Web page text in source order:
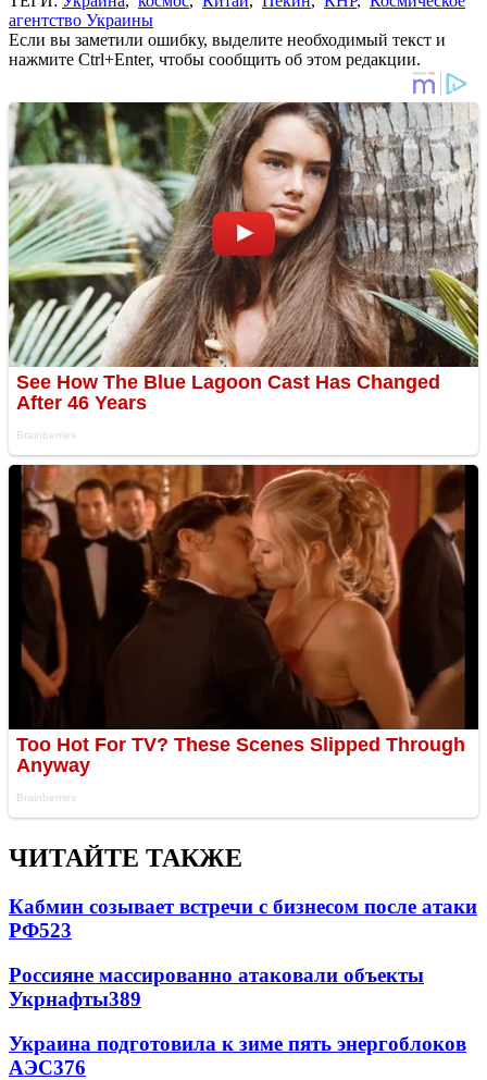
агентство Украины
Если вы заметили ошибку, выделите необходимый текст и
нажмите Ctrl+Enter, чтобы сообщить об этом редакции.
ЧИТАЙТЕ ТАКЖЕ
Кабмин созывает встречи с бизнесом после атаки
РФ523
Россияне массированно атаковали объекты
Укрнафты389
Украина подготовила к зиме пять энергоблоков
АЭС376